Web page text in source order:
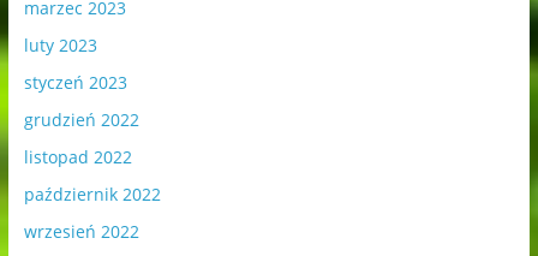
marzec 2023
luty 2023
styczeń 2023
grudzień 2022
listopad 2022
październik 2022
wrzesień 2022